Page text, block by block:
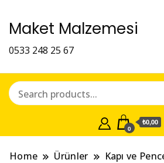
Maket Malzemesi
0533 248 25 67
0
₺0,00
Home Ürünler Kapı ve